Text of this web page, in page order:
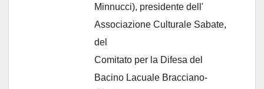
Minnucci), presidente dell'
Associazione Culturale Sabate,
del
Comitato per la Difesa del
Bacino Lacuale Bracciano-